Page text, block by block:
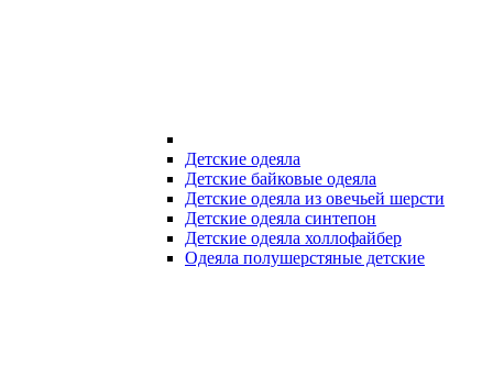
Детские одеяла
Детские байковые одеяла
Детские одеяла из овечьей шерсти
Детские одеяла синтепон
Детские одеяла холлофайбер
Одеяла полушерстяные детские